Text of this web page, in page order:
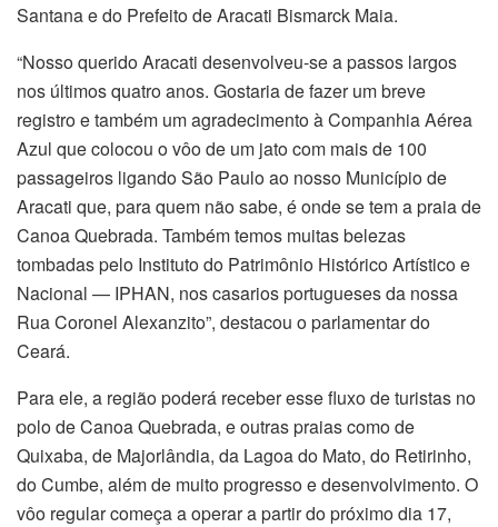
Santana e do Prefeito de Aracati Bismarck Maia.
“Nosso querido Aracati desenvolveu-se a passos largos
nos últimos quatro anos. Gostaria de fazer um breve
registro e também um agradecimento à Companhia Aérea
Azul que colocou o vôo de um jato com mais de 100
passageiros ligando São Paulo ao nosso Município de
Aracati que, para quem não sabe, é onde se tem a praia de
Canoa Quebrada. Também temos muitas belezas
tombadas pelo Instituto do Patrimônio Histórico Artístico e
Nacional — IPHAN, nos casarios portugueses da nossa
Rua Coronel Alexanzito”, destacou o parlamentar do
Ceará.
Para ele, a região poderá receber esse fluxo de turistas no
polo de Canoa Quebrada, e outras praias como de
Quixaba, de Majorlândia, da Lagoa do Mato, do Retirinho,
do Cumbe, além de muito progresso e desenvolvimento. O
vôo regular começa a operar a partir do próximo dia 17,